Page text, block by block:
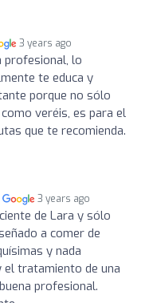
3 years ago
profesional, lo
te educa y
porque no sólo
veréis, es para el
que te recomienda.
3 years ago
de Lara y sólo
a comer de
y nada
el tratamiento de una
profesional.